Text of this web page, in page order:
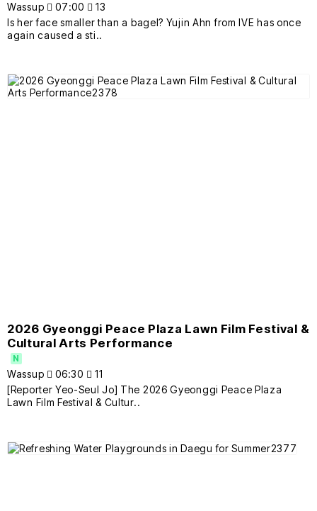
Wassup 07:00
13
Is her face smaller than a bagel? Yujin Ahn from IVE has once
again caused a sti..
2026 Gyeonggi Peace Plaza Lawn Film Festival &
Cultural Arts Performance
N
Wassup 06:30
11
[Reporter Yeo-Seul Jo] The 2026 Gyeonggi Peace Plaza
Lawn Film Festival & Cultur..